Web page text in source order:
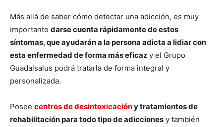
Más allá de saber cómo detectar una adicción, es muy
importante darse cuenta rápidamente de estos
síntomas, que ayudarán a la persona adicta a lidiar con
esta enfermedad de forma más eficaz y el Grupo
Guadalsalus podrá tratarla de forma integral y
personalizada.
Posee centros de desintoxicacióny tratamientos de
rehabilitación para todo tipo de adicciones y también